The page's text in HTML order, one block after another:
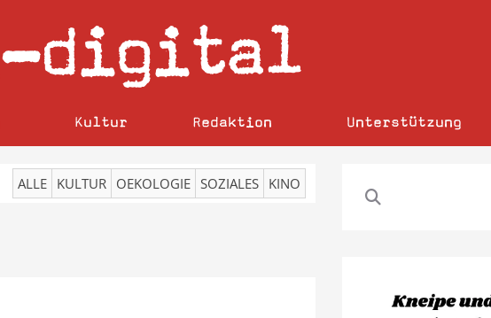
–digital
Kultur Redaktion Unterstützung
ALLE KULTUR OEKOLOGIE SOZIALES KINO